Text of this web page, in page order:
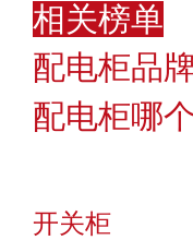
相关榜单
配电柜品
配电柜哪
开关柜